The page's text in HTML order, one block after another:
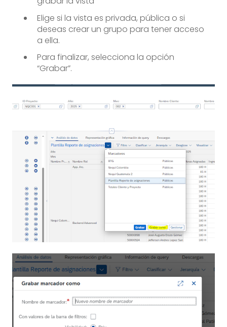
Elige si la vista es privada, pública o si
deseas crear un grupo para tener acceso
a ella.
Para finalizar, selecciona la opción
“Grabar”.